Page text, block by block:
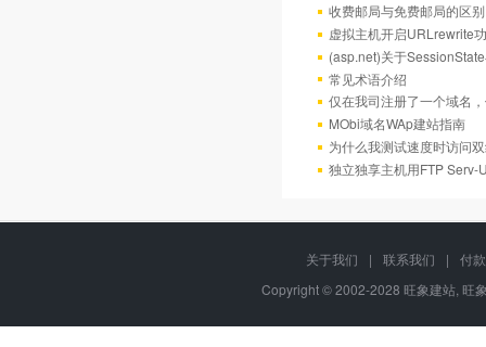
收费邮局与免费邮局的区别
虚拟主机开启URLrewrite
(asp.net)关于
常见术语介绍
仅在我司注册了一个域名
MObi域名WAp建站指南
为什么我测试速度时访问
独立独享主机用FTP Serv-
关于我们 | 联系我们 |
付
Copyright © 2002-2028 旺象建站, 旺